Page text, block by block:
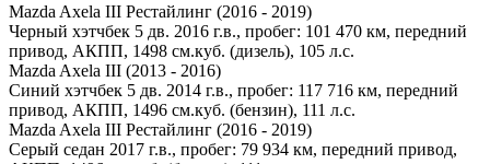
Mazda Axela III Рестайлинг (2016 - 2019)
Черный хэтчбек 5 дв. 2016 г.в., пробег: 101 470 км, передний
привод, АКПП, 1498 см.куб. (дизель), 105 л.с.
Mazda Axela III (2013 - 2016)
Синий хэтчбек 5 дв. 2014 г.в., пробег: 117 716 км, передний
привод, АКПП, 1496 см.куб. (бензин), 111 л.с.
Mazda Axela III Рестайлинг (2016 - 2019)
Серый седан 2017 г.в., пробег: 79 934 км, передний привод,